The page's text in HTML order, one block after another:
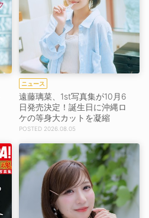
ニュース
遠藤璃菜、1st写真集が10月6
日発売決定！誕生日に沖縄ロ
ケの等身大カットを凝縮
2026.08.05